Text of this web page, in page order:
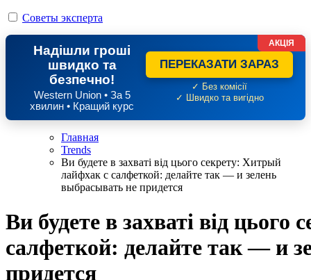
Советы эксперта
Надішли гроші
швидко та
безпечно!
Western Union • За 5
хвилин • Кращий курс
ПЕРЕКАЗАТИ ЗАРАЗ
✓ Без комісії
✓ Швидко та вигідно
АКЦІЯ
Главная
Trends
Ви будете в захваті від цього секрету: Хитрый
лайфхак с салфеткой: делайте так — и зелень
выбрасывать не придется
Ви будете в захваті від
салфеткой: делайте так — и
придется